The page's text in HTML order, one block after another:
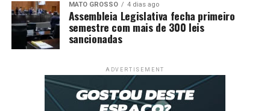
MATO GROSSO 4 dias ago
Assembleia Legislativa fecha primeiro
semestre com mais de 300 leis
sancionadas
ADVERTISEMENT